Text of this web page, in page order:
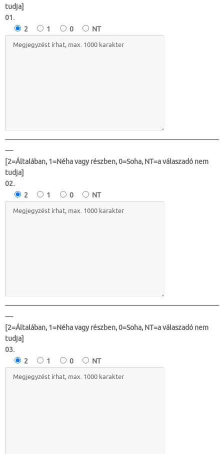
tudja]
01.
2
1 0 NT
-----------------------------------------------------------------------------------------------------------
----
[2=Általában, 1=Néha vagy részben, 0=Soha, NT=a válaszadó nem
tudja]
02.
2
1 0 NT
-----------------------------------------------------------------------------------------------------------
----
[2=Általában, 1=Néha vagy részben, 0=Soha, NT=a válaszadó nem
tudja]
03.
2
1 0 NT